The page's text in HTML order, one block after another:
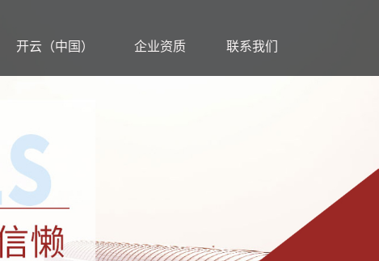
开云（中国） 企业资质 联系我们